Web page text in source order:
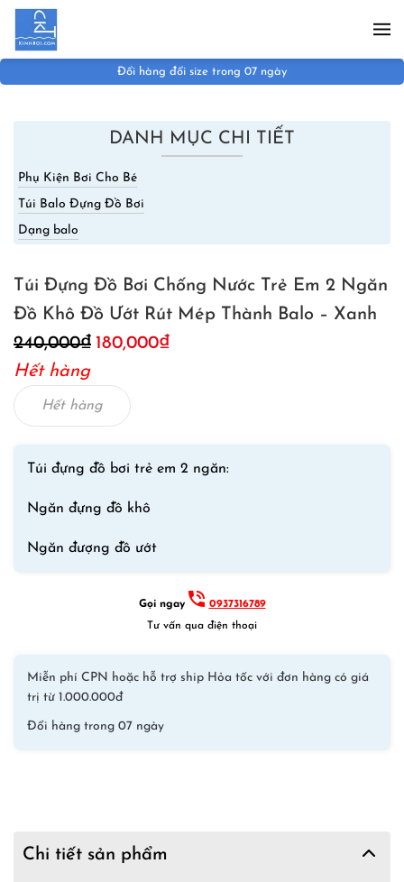
Skip to main content
Đổi hàng đổi size trong 07 ngày
DANH MỤC CHI TIẾT
Phụ Kiện Bơi Cho Bé
Túi Balo Đựng Đồ Bơi
Dạng balo
Túi Đựng Đồ Bơi Chống Nước Trẻ Em 2 Ngăn
Đồ Khô Đồ Ướt Rút Mép Thành Balo – Xanh
240,000₫ Giá
là:
240,000₫.
180,000₫Giá
Hết hàng
Hết hàng
Túi đựng đồ bơi trẻ em 2 ngăn:
Ngăn đựng đồ khô
Ngăn đượng đồ ướt
Gọi ngay
0937316789
Tư vấn qua điện thoại
Miễn phí CPN hoặc hỗ trợ ship Hỏa tốc với đơn hàng có giá
trị từ 1.000.000đ
Đổi hàng trong 07 ngày
Chi tiết sản phẩm